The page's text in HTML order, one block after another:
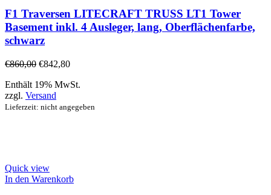
F1 Traversen LITECRAFT TRUSS LT1 Tower
Basement inkl. 4 Ausleger, lang, Oberflächenfarbe,
schwarz
€860,00 €842,80
Enthält 19% MwSt.
zzgl. Versand
Lieferzeit: nicht angegeben
Quick view
In den Warenkorb